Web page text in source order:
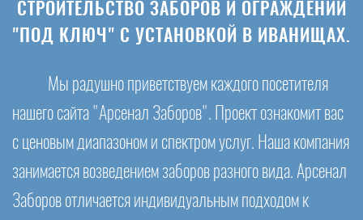
СТРОИТЕЛЬСТВО ЗАБОРОВ И ОГРАЖДЕНИЙ
"ПОД КЛЮЧ" С УСТАНОВКОЙ В ИВАНИЩАХ.
Мы радушно приветствуем каждого посетителя
нашего сайта "Арсенал Заборов". Проект ознакомит вас
с ценовым диапазоном и спектром услуг. Наша компания
занимается возведением заборов разного вида. Арсенал
Заборов отличается индивидуальным подходом к